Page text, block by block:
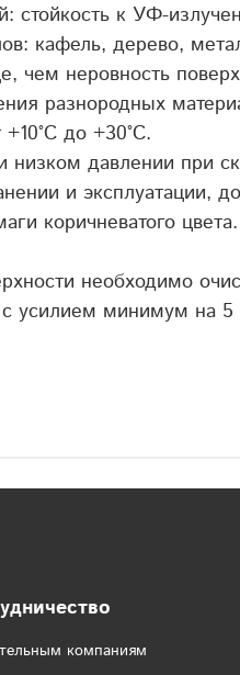
к УФ-
кафель, дерево,
чем неровность
разнородных
°С до +30°С.
давлении при
и эксплуатации,
коричневатого
необходимо
усилием минимум на 5
компаниям